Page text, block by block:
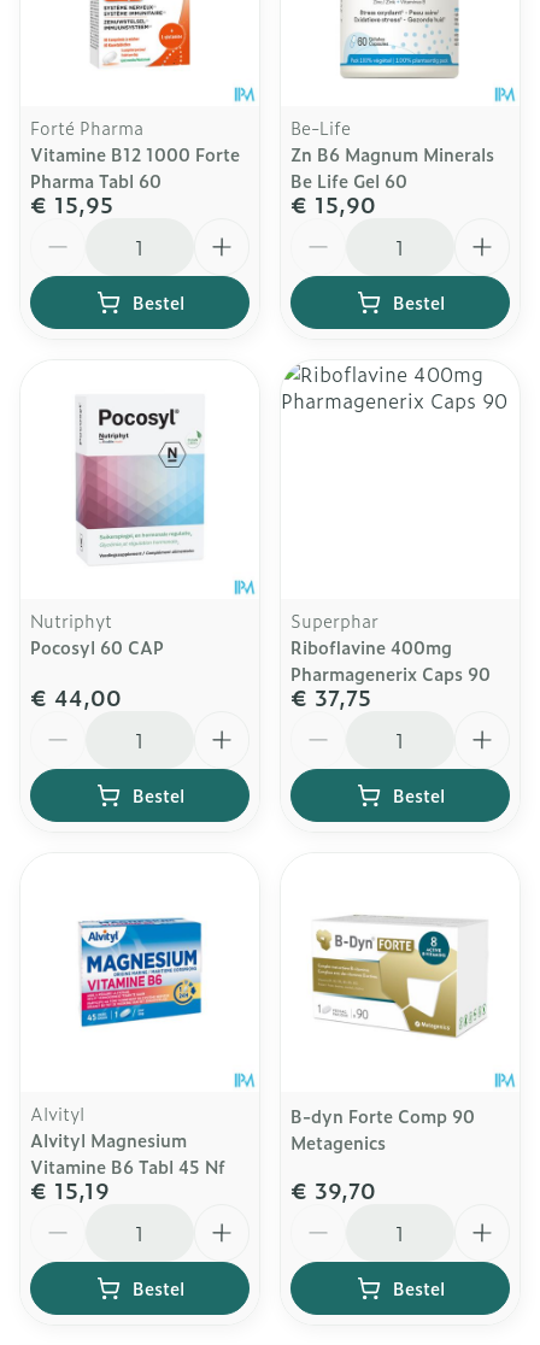
Forté Pharma
Vitamine B12 1000 Forte
Pharma Tabl 60
€ 15,95
Bestel
Be-Life
Zn B6 Magnum Minerals
Be Life Gel 60
€ 15,90
Bestel
Nutriphyt
Pocosyl 60 CAP
€ 44,00
Bestel
Superphar
Riboflavine 400mg
Pharmagenerix Caps 90
€ 37,75
Bestel
Alvityl
Alvityl Magnesium
Vitamine B6 Tabl 45 Nf
€ 15,19
Bestel
B-dyn Forte Comp 90
Metagenics
€ 39,70
Bestel